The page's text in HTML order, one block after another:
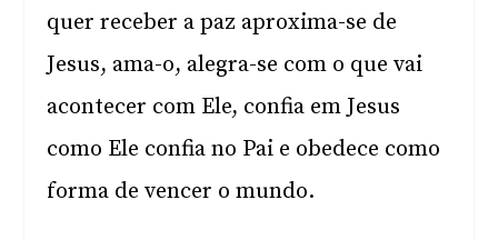
quer receber a paz aproxima-se de
Jesus, ama-o, alegra-se com o que vai
acontecer com Ele, confia em Jesus
como Ele confia no Pai e obedece como
forma de vencer o mundo.